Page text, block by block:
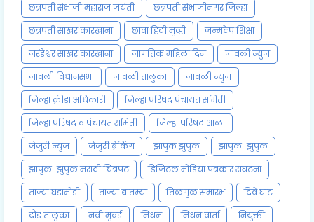
छत्रपती संभाजी महाराज जयंती
छत्रपती संभाजीनगर जिल्हा
छत्रपती साखर कारखाना
छावा हिंदी मुव्ही
जन्मठेप शिक्षा
जरंडेश्वर साखर कारखाना
जागतिक महिला दिन
जावली न्युज
जावली विधानसभा
जावळी तालुका
जावळी न्युज
जिल्हा क्रीडा अधिकारी
जिल्हा परिषद पंचायत समिती
जिल्हा परिषद व पंचायत समिती
जिल्हा परिषद शाळा
जेजुरी न्युज
जेजुरी ब्रेकिंग झापुक झुपुक
झापुक-झुपुक
झापुक-झुपुक मराठी चित्रपट
डिजिटल मोडिया पत्रकार संघटना
ताज्या घडामोडी
ताज्या बातम्या तिळगुळ समारंभ
दिवे घाट
दौंड तालुका
नवी मुंबई निधन निधन वार्ता
नियुक्ती